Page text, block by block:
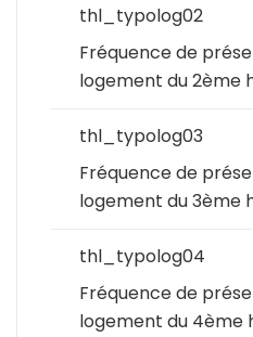
thl_typolog02
Fréquence de
logement du 2ème
thl_typolog03
Fréquence de
logement du 3ème
thl_typolog04
Fréquence de
logement du 4ème